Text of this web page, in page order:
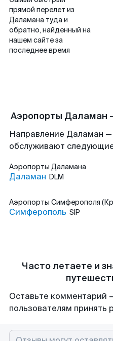
прямой перелет из
Даламана туда и
обратно, найденный на
нашем сайте за
последнее время
Аэропорты Даламан
Направление Даламан
обслуживают
Аэропорты Даламана
Даламан DLM
Аэропорты Симферополя
Симферополь SIP
Часто летаете и
Оставьте комментарий
пользователям принять